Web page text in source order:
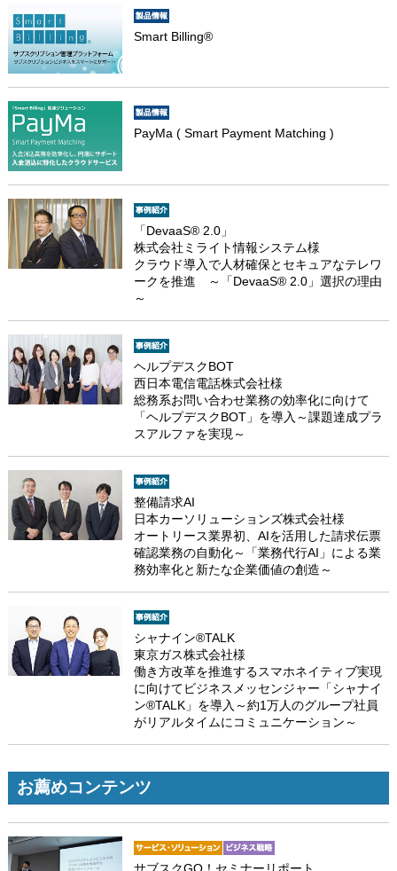
Smart Billing®
PayMa ( Smart Payment Matching )
「DevaaS® 2.0」
株式会社ミライト情報システム様
クラウド導入で人材確保とセキュアなテレワ
ークを推進 ～「DevaaS® 2.0」選択の理由
～
ヘルプデスクBOT
西日本電信電話株式会社様
総務系お問い合わせ業務の効率化に向けて
「ヘルプデスクBOT」を導入～課題達成プラ
スアルファを実現～
整備請求AI
日本カーソリューションズ株式会社様
オートリース業界初、AIを活用した請求伝票
確認業務の自動化～「業務代行AI」による業
務効率化と新たな企業価値の創造～
シャナイン®TALK
東京ガス株式会社様
働き方改革を推進するスマホネイティブ実現
に向けてビジネスメッセンジャー「シャナイ
ン®TALK」を導入～約1万人のグループ社員
がリアルタイムにコミュニケーション～
お薦めコンテンツ